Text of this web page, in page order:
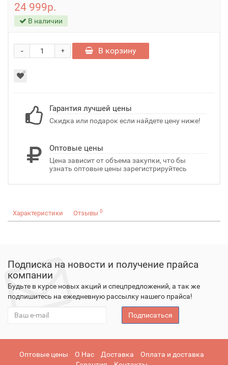
24 999р.
В наличии
+
- В корзину
Гарантия лучшей цены
Скидка или подарок если найдете цену ниже!
Оптовые цены
Цена зависит от объема закупки, что бы
узнать оптовые цены зарегистрируйтесь
Характеристики Отзывы 0
Подписка на новости и получение прайса
компании
Будьте в курсе новых акций и спецпредложений, а так же
подпишитесь на ежедневную рассылку нашего прайса!
Подписаться
Оптовые цены О Нас Доставка
Оплата и доставка